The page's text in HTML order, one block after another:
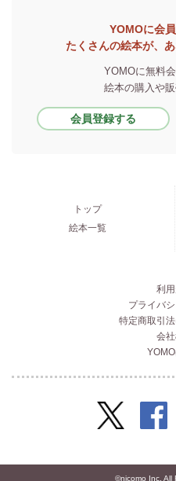
YOMOに会
たくさんの絵本が、
YOMOに無料
絵本の購入や販
会員登録する
トップ
絵本一覧
利
プライバ
特定商取引
会
©nicomo Inc. All